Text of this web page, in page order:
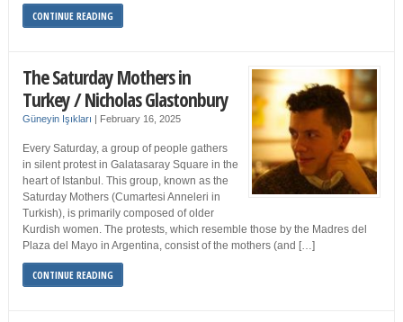
CONTINUE READING
The Saturday Mothers in
Turkey / Nicholas Glastonbury
Güneyin Işıkları | February 16, 2025
Every Saturday, a group of people gathers
in silent protest in Galatasaray Square in the
heart of Istanbul. This group, known as the
Saturday Mothers (Cumartesi Anneleri in
Turkish), is primarily composed of older
Kurdish women. The protests, which resemble those by the Madres del
Plaza del Mayo in Argentina, consist of the mothers (and […]
CONTINUE READING